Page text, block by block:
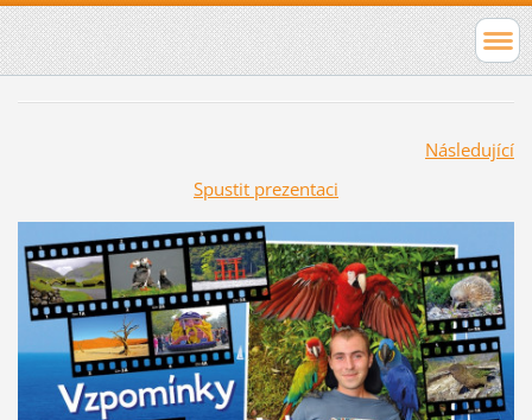
Následující
Spustit prezentaci